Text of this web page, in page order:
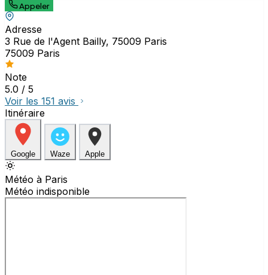
Appeler
Adresse
3 Rue de l'Agent Bailly, 75009 Paris
75009 Paris
Note
5.0 / 5
Voir les 151 avis
Itinéraire
Google Waze Apple
Météo à Paris
Météo indisponible